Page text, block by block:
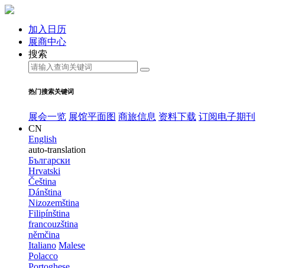
加入日历
展商中心
搜索
热门搜索关键词
展会一览 展馆平面图 商旅信息 资料下载 订阅电子期刊
CN
English
auto-translation
Български
Hrvatski
Čeština
Dánština
Nizozemština
Filipínština
francouzština
němčina
Italiano Malese
Polacco